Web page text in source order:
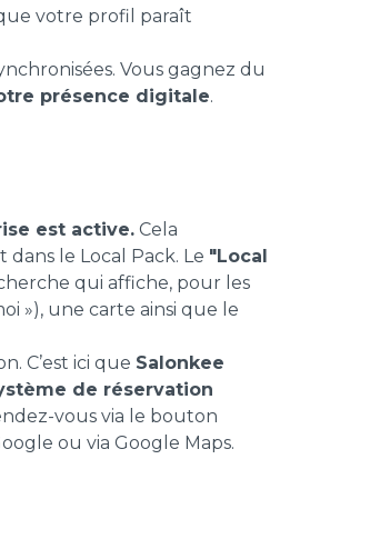
votre profil paraît
Vous gagnez du
présence digitale.
est active.Cela
le Local Pack. Le "Local
qui affiche, pour les
»), une carte ainsi que le
C’est ici que Salonkee
de réservation
vous via le bouton
ou via Google Maps.